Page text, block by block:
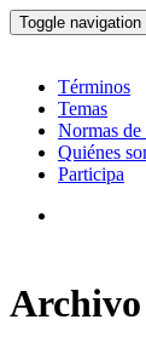
Toggle navigation
Términos
Temas
Normas
Quiénes
Participa
Archivo